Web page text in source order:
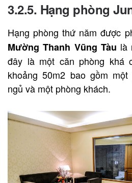
3.2.5. Hạng phòng
Hạng phòng thứ năm được
Mường Thanh Vũng Tàu là
đây là một căn phòng khá
khoảng 50m2 bao gồm
ngủ và một phòng khách.